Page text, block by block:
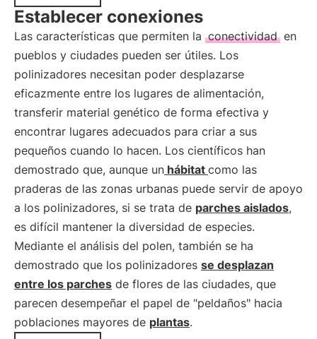
Establecer conexiones
Las características que permiten la conectividad en
pueblos y ciudades pueden ser útiles. Los
polinizadores necesitan poder desplazarse
eficazmente entre los lugares de alimentación,
transferir material genético de forma efectiva y
encontrar lugares adecuados para criar a sus
pequeños cuando lo hacen. Los científicos han
demostrado que, aunque un hábitat como las
praderas de las zonas urbanas puede servir de apoyo
a los polinizadores, si se trata de parches aislados,
es difícil mantener la diversidad de especies.
Mediante el análisis del polen, también se ha
demostrado que los polinizadores se desplazan
entre los parches de flores de las ciudades, que
parecen desempeñar el papel de "peldaños" hacia
poblaciones mayores de plantas.